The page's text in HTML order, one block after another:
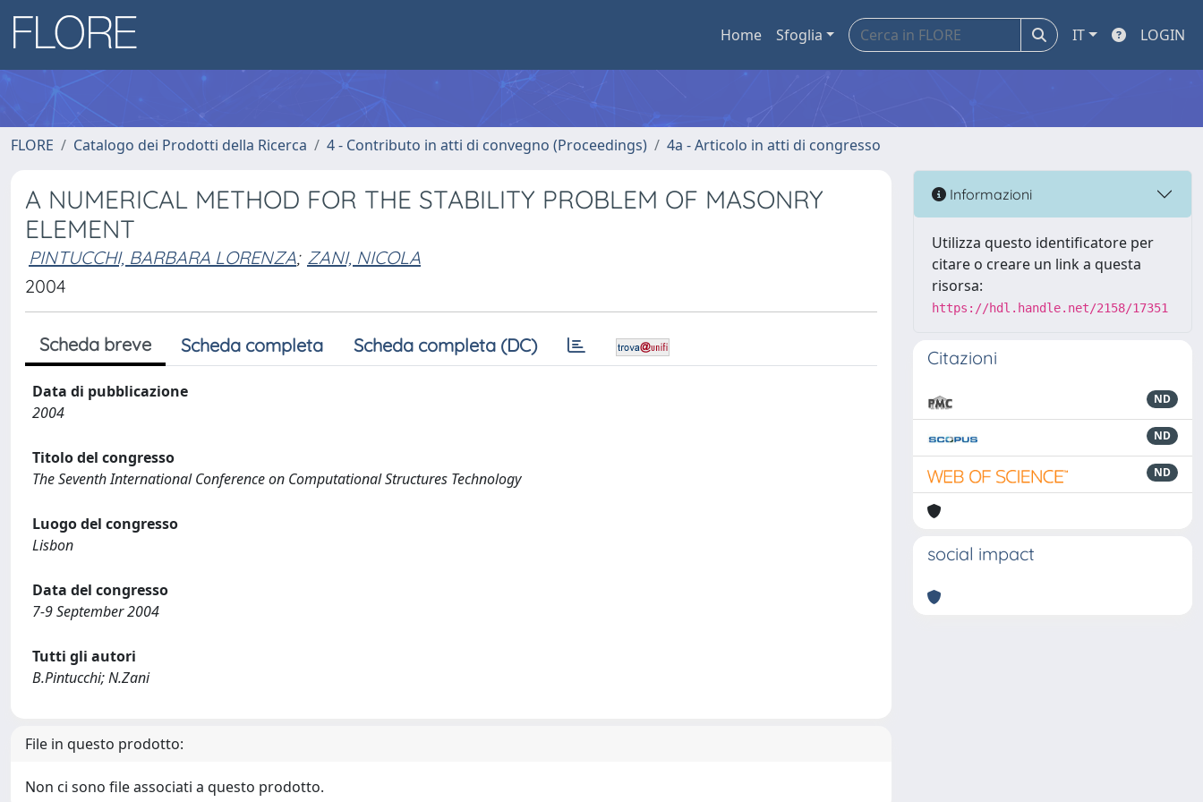
Home Sfoglia IT LOGIN
FLORE Catalogo dei Prodotti della Ricerca 4 - Contributo in atti di convegno (Proceedings) 4a - Articolo in atti di congresso
A NUMERICAL METHOD FOR THE STABILITY PROBLEM OF MASONRY
ELEMENT
PINTUCCHI, BARBARA LORENZA; ZANI, NICOLA
2004
Scheda breve Scheda completa Scheda completa (DC)
Data di pubblicazione
2004
Titolo del congresso
The Seventh International Conference on Computational Structures Technology
Luogo del congresso
Lisbon
Data del congresso
7-9 September 2004
Tutti gli autori
B.Pintucchi; N.Zani
File in questo prodotto:
Non ci sono file associati a questo prodotto.
Informazioni
Utilizza questo identificatore per
citare o creare un link a questa
risorsa:
https://hdl.handle.net/2158/17351
Citazioni
ND
ND
ND
social impact